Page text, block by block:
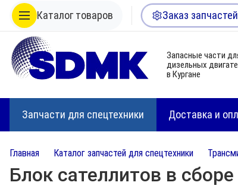
Каталог товаров Заказ запчастей
Запасные части
дизельных
в Кургане
Запчасти для спецтехники Доставка и
Главная Каталог запчастей для спецтехники
Блок сателлитов в